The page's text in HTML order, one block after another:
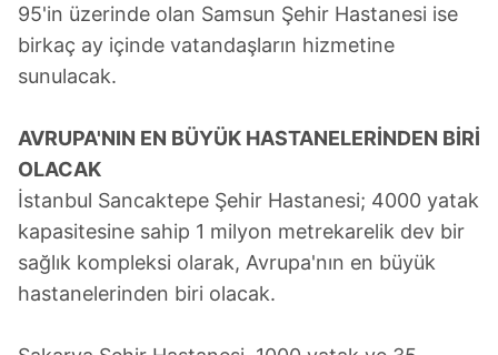
95'in üzerinde olan Samsun Şehir Hastanesi ise
birkaç ay içinde vatandaşların hizmetine
sunulacak.
AVRUPA'NIN EN BÜYÜK HASTANELERİNDEN BİRİ
OLACAK
İstanbul Sancaktepe Şehir Hastanesi; 4000 yatak
kapasitesine sahip 1 milyon metrekarelik dev bir
sağlık kompleksi olarak, Avrupa'nın en büyük
hastanelerinden biri olacak.